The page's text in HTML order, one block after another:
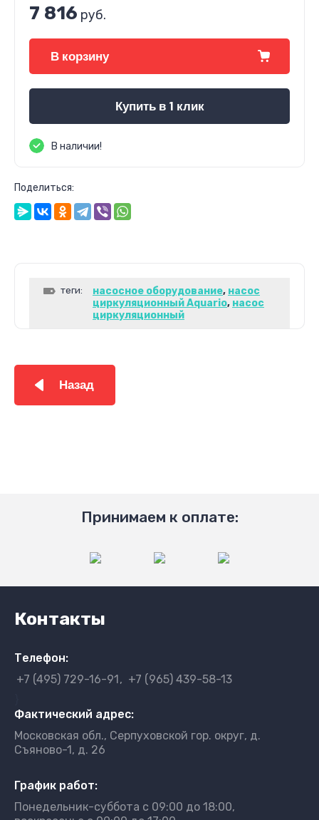
7 816 руб.
В корзину
Купить в 1 клик
В наличии!
Поделиться:
теги: насосное оборудование, насос
циркуляционный Aquario, насос
циркуляционный
Назад
Принимаем к оплате:
Контакты
Телефон:
+7 (495) 729-16-91
+7 (965) 439-58-13
Фактический адрес:
Московская обл., Серпуховской гор. округ, д.
Съяново-1, д. 26
График работ:
Понедельник-суббота с 09:00 до 18:00,